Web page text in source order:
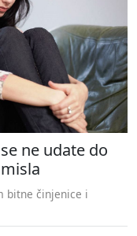
ne udate do
bitne činjenice i